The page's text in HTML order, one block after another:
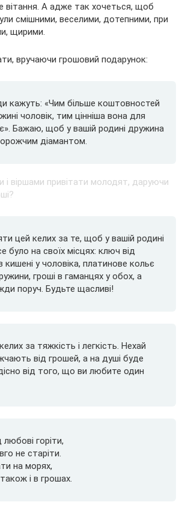
вітання. А адже так хочеться, щоб
смішними, веселими, дотепними, при
щирими.
вручаючи грошовий подарунок:
кажуть: «Чим більше коштовностей
чоловік, тим цінніша вона для
Бажаю, щоб у вашій родині дружина
діамантом.
цей келих за те, щоб у вашій родині
було на своїх місцях: ключ від
в кишені у чоловіка, платинове кольє
гроші в гаманцях у обох, а
поруч. Будьте щасливі!
за тяжкість і легкість. Нехай
від грошей, а на душі буде
від того, що ви любите один
горіти,
не старіти.
на морях,
і в грошах.